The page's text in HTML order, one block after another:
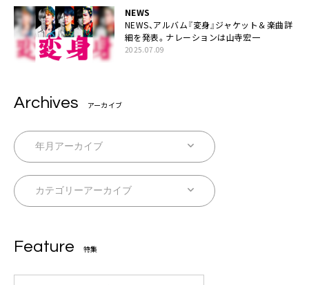
NEWS
NEWS、アルバム『変身』ジャケット＆楽曲詳
細を発表。ナレーションは⼭寺宏⼀
2025.07.09
Archives アーカイブ
Feature 特集